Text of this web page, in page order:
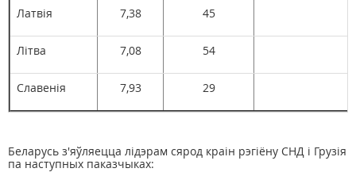
Латвія 7,38 45
Літва 7,08 54
Славенія 7,93 29
Беларусь з'яўляецца лідэрам сярод краін рэгіёну СНД і Грузія
па наступных паказчыках: